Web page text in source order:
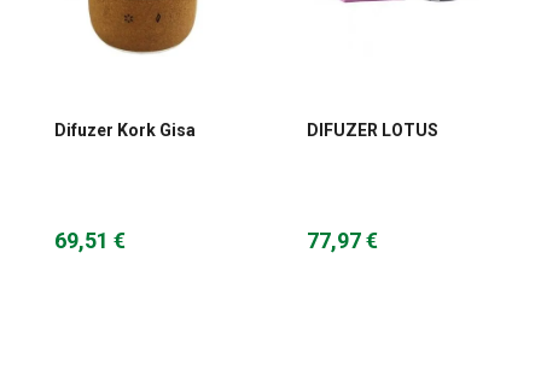
Difuzer Kork Gisa
69,51 €
DIFUZER LOTUS
77,97 €